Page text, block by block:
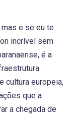
e se eu te
incrível sem
é a
cultura europeia,
que a
a chegada de